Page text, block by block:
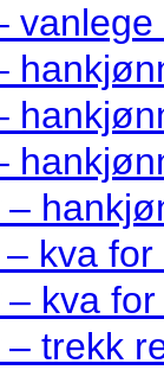
–
kva
kva
trekk